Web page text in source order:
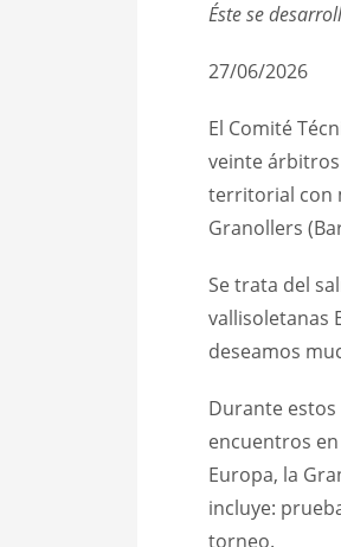
Éste se
27/06/2026
El Comité
veinte
territorial con
Granollers
Se trata del
vallisoletanas
deseamos
Durante
encuentros
Europa, la
incluye:
torneo.